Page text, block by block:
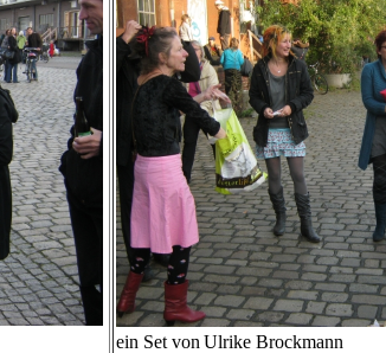
ein Set von Ulrike Brockmann